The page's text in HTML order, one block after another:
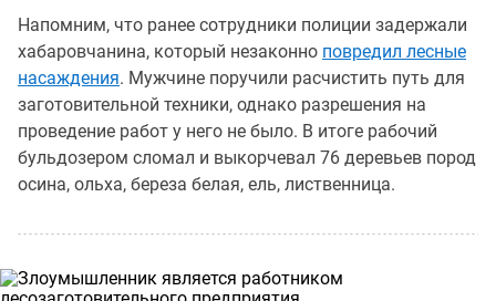
Напомним, что ранее сотрудники полиции задержали
хабаровчанина, который незаконно повредил лесные
насаждения. Мужчине поручили расчистить путь для
заготовительной техники, однако разрешения на
проведение работ у него не было. В итоге рабочий
бульдозером сломал и выкорчевал 76 деревьев пород
осина, ольха, береза белая, ель, лиственница.